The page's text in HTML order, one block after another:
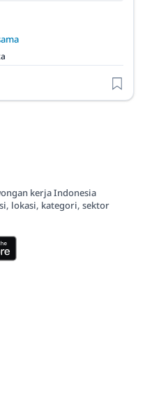
kerja Indonesia
lokasi, kategori, sektor